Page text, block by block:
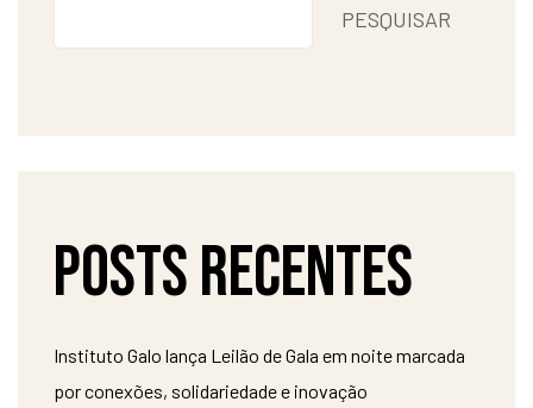
PESQUISAR
Posts recentes
Instituto Galo lança Leilão de Gala em noite marcada
por conexões, solidariedade e inovação